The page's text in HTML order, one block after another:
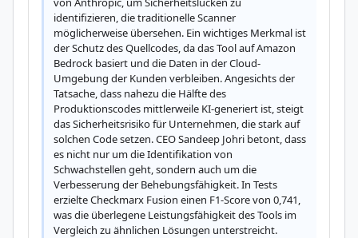
identifizieren, die traditionelle Scanner
möglicherweise übersehen. Ein wichtiges Merkmal ist
der Schutz des Quellcodes, da das Tool auf Amazon
Bedrock basiert und die Daten in der Cloud-
Umgebung der Kunden verbleiben. Angesichts der
Tatsache, dass nahezu die Hälfte des
Produktionscodes mittlerweile KI-generiert ist, steigt
das Sicherheitsrisiko für Unternehmen, die stark auf
solchen Code setzen. CEO Sandeep Johri betont, dass
es nicht nur um die Identifikation von
Schwachstellen geht, sondern auch um die
Verbesserung der Behebungsfähigkeit. In Tests
erzielte Checkmarx Fusion einen F1-Score von 0,741,
was die überlegene Leistungsfähigkeit des Tools im
Vergleich zu ähnlichen Lösungen unterstreicht.